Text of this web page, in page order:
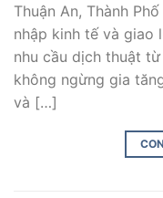
Thuận An, Thành
nhập kinh tế và giao
nhu cầu dịch thuật
không ngừng gia
và […]